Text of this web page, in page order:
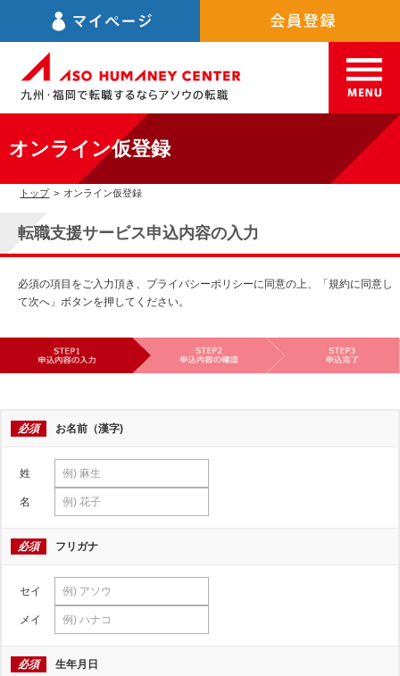
オンライン仮登録
トップ > オンライン仮登録
転職支援サービス申込内容の入力
必須の項目をご入力頂き、プライバシーポリシーに同意の上、「規約に同意し
て次へ」ボタンを押してください。
必須 お名前（漢字)
姓
名
必須 フリガナ
セイ
メイ
必須 生年月日